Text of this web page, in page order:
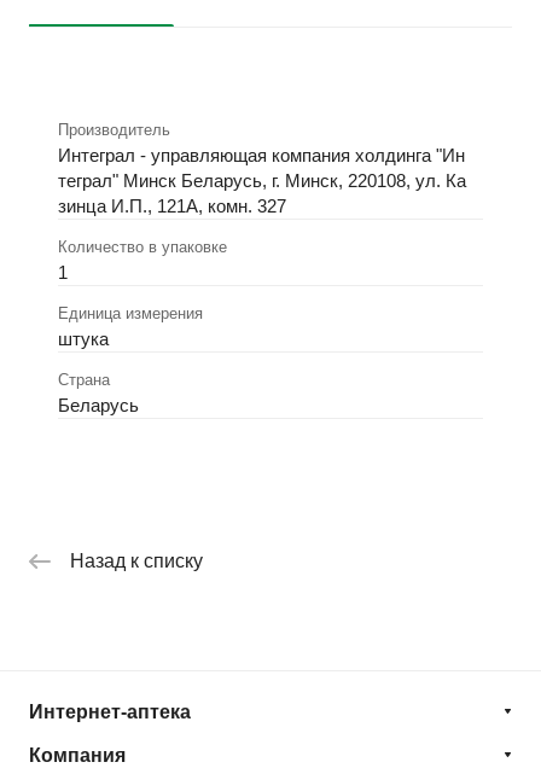
Производитель
Интеграл - управляющая компания холдинга "Ин
теграл" Минск Беларусь, г. Минск, 220108, ул. Ка
зинца И.П., 121А, комн. 327
Количество в упаковке
1
Единица измерения
штука
Страна
Беларусь
Назад к списку
Интернет-аптека
Компания